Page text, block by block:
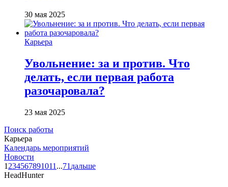
30 мая 2025
Карьера
Увольнение: за и против. Что
делать, если первая работа
разочаровала?
23 мая 2025
Поиск работы
Карьера
Календарь мероприятий
Новости
1 234567891011 ...71 дальше
HeadHunter